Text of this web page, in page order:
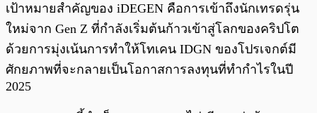
เป้าหมายสำคัญของ iDEGEN คือการเข้าถึงนักเทรดรุ่น
ใหม่จาก Gen Z ที่กำลังเริ่มต้นก้าวเข้าสู่โลกของคริปโต
ด้วยการมุ่งเน้นการทำให้โทเคน IDGN ของโปรเจกต์มี
ศักยภาพที่จะกลายเป็นโอกาสการลงทุนที่ทำกำไรในปี
2025